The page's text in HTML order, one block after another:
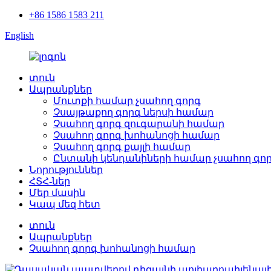
+86 1586 1583 211
English
տուն
Ապրանքներ
Մուտքի համար չսահող գորգ
Չսայթաքող գորգ ներսի համար
Չսահող գորգ զուգարանի համար
Չսահող գորգ խոհանոցի համար
Չսահող գորգ քայլի համար
Ընտանի կենդանիների համար չսահող
Նորություններ
ՀՏՀ-ներ
Մեր մասին
Կապ մեզ հետ
տուն
Ապրանքներ
Չսահող գորգ խոհանոցի համար